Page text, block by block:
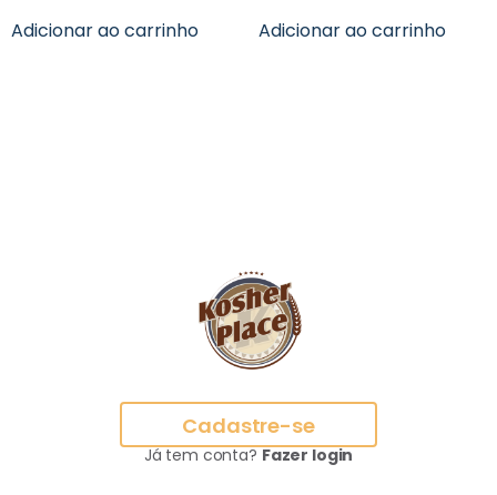
Adicionar ao carrinho Adicionar ao carrinho
Cadastre-se
Já tem conta? Fazer login